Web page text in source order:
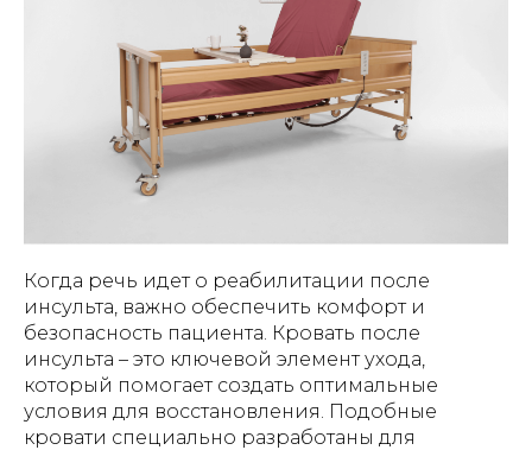
Когда речь идет о реабилитации после
инсульта, важно обеспечить комфорт и
безопасность пациента. Кровать после
инсульта – это ключевой элемент ухода,
который помогает создать оптимальные
условия для восстановления. Подобные
кровати специально разработаны для